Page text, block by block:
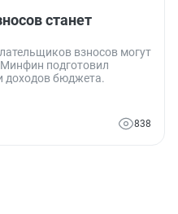
станет
взносов могут
подготовил
доходов бюджета.
838